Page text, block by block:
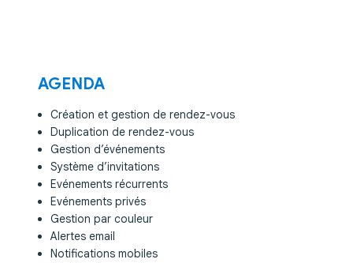
AGENDA
Création et gestion de rendez-vous
Duplication de rendez-vous
Gestion d’événements
Système d’invitations
Evénements récurrents
Evénements privés
Gestion par couleur
Alertes email
Notifications mobiles